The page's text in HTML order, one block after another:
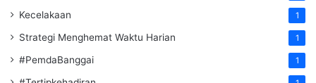
Kecelakaan 1
Strategi Menghemat Waktu Harian 1
#PemdaBanggai 1